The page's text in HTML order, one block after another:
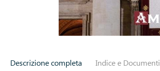
Descrizione completa Indice e Documenti